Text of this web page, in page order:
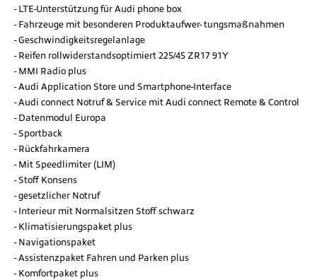
LTE-Unterstützung für Audi phone box
Fahrzeuge mit besonderen Produktaufwer- tungsmaßnahmen
Geschwindigkeitsregelanlage
Reifen rollwiderstandsoptimiert 225/45 ZR17 91Y
MMI Radio plus
Audi Application Store und Smartphone-Interface
Audi connect Notruf & Service mit Audi connect Remote & Control
Datenmodul Europa
Sportback
Rückfahrkamera
Mit Speedlimiter (LIM)
Stoff Konsens
gesetzlicher Notruf
Interieur mit Normalsitzen Stoff schwarz
Klimatisierungspaket plus
Navigationspaket
Assistenzpaket Fahren und Parken plus
Komfortpaket plus